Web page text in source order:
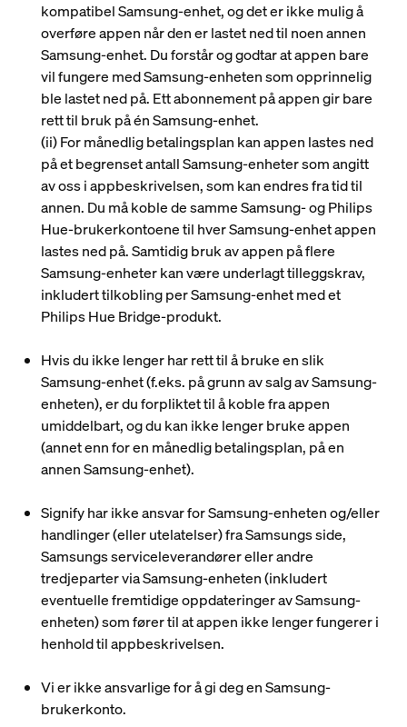
kompatibel Samsung-enhet, og det er ikke mulig å
overføre appen når den er lastet ned til noen annen
Samsung-enhet. Du forstår og godtar at appen bare
vil fungere med Samsung-enheten som opprinnelig
ble lastet ned på. Ett abonnement på appen gir bare
rett til bruk på én Samsung-enhet.
(ii)For månedlig betalingsplan kan appen lastes ned
på et begrenset antall Samsung-enheter som angitt
av oss i appbeskrivelsen, som kan endres fra tid til
annen. Du må koble de samme Samsung- og Philips
Hue-brukerkontoene til hver Samsung-enhet appen
lastes ned på. Samtidig bruk av appen på flere
Samsung-enheter kan være underlagt tilleggskrav,
inkludert tilkobling per Samsung-enhet med et
Philips Hue Bridge-produkt.
Hvis du ikke lenger har rett til å bruke en slik
Samsung-enhet (f.eks. på grunn av salg av Samsung-
enheten), er du forpliktet til å koble fra appen
umiddelbart, og du kan ikke lenger bruke appen
(annet enn for en månedlig betalingsplan, på en
annen Samsung-enhet).
Signify har ikke ansvar for Samsung-enheten og/eller
handlinger (eller utelatelser) fra Samsungs side,
Samsungs serviceleverandører eller andre
tredjeparter via Samsung-enheten (inkludert
eventuelle fremtidige oppdateringer av Samsung-
enheten) som fører til at appen ikke lenger fungerer i
henhold til appbeskrivelsen.
Vi er ikke ansvarlige for å gi deg en Samsung-
brukerkonto.